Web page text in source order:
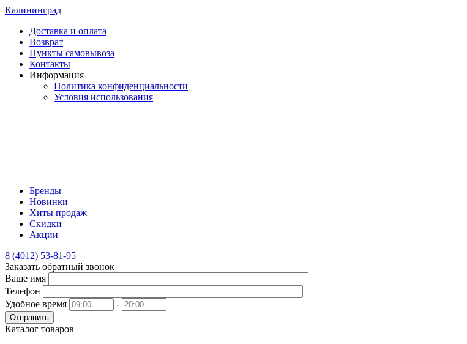
Калининград
Доставка и оплата
Возврат
Пункты самовывоза
Контакты
Информация
Политика конфиденциальности
Условия использования
Бренды
Новинки
Хиты продаж
Скидки
Акции
8 (4012) 53-81-95
Заказать обратный звонок
Ваше имя
Телефон
Удобное время
-
Отправить
Каталог товаров